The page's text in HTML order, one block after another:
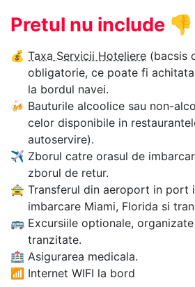
Pretul nu include 👎
💰 Taxa Servicii Hoteliere (bacsis
obligatorie, ce poate fi
la bordul navei.
🍻 Bauturile alcoolice sau non-
celor disponibile in
autoservire).
✈ Zborul catre orasul de
zborul de retur.
🚖 Transferul din aeroport in port
imbarcare Miami, Florida si
🚌 Excursiile optionale,
tranzitate.
🏥 Asigurarea medicala.
📶 Internet WIFI la bord